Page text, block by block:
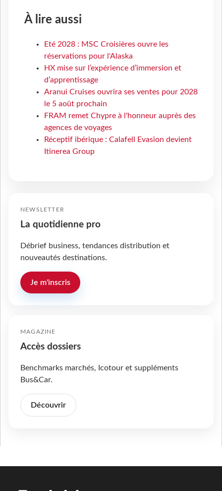
À lire aussi
Eté 2028 : MSC Croisières ouvre les
réservations pour l'Alaska
HX mise sur l’expérience d’immersion et
d’apprentissage
Aranui Cruises ouvrira ses ventes pour 2028
le 5 août prochain
FRAM remet Chypre à l'honneur auprès des
agences de voyages
Réceptif ibérique : Calafell Evasion devient
Itinerea Group
NEWSLETTER
La quotidienne pro
Débrief business, tendances distribution et
nouveautés destinations.
Je m'inscris
MAGAZINE
Accès dossiers
Benchmarks marchés, Icotour et suppléments
Bus&Car.
Découvrir